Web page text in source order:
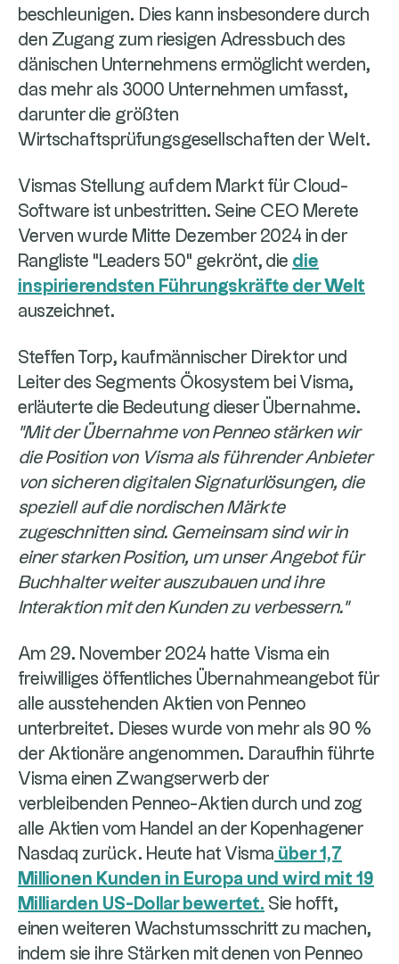
beschleunigen. Dies kann insbesondere durch
den Zugang zum riesigen Adressbuch des
dänischen Unternehmens ermöglicht werden,
das mehr als 3000 Unternehmen umfasst,
darunter die größten
Wirtschaftsprüfungsgesellschaften der Welt.
Vismas Stellung auf dem Markt für Cloud-
Software ist unbestritten. Seine CEO Merete
Verven wurde Mitte Dezember 2024 in der
Rangliste "Leaders 50" gekrönt, die die
inspirierendsten Führungskräfte der Welt
auszeichnet.
Steffen Torp, kaufmännischer Direktor und
Leiter des Segments Ökosystem bei Visma,
erläuterte die Bedeutung dieser Übernahme.
"Mit der Übernahme von Penneo stärken wir
die Position von Visma als führender Anbieter
von sicheren digitalen Signaturlösungen, die
speziell auf die nordischen Märkte
zugeschnitten sind. Gemeinsam sind wir in
einer starken Position, um unser Angebot für
Buchhalter weiter auszubauen und ihre
Interaktion mit den Kunden zu verbessern."
Am 29. November 2024 hatte Visma ein
freiwilliges öffentliches Übernahmeangebot für
alle ausstehenden Aktien von Penneo
unterbreitet. Dieses wurde von mehr als 90 %
der Aktionäre angenommen. Daraufhin führte
Visma einen Zwangserwerb der
verbleibenden Penneo-Aktien durch und zog
alle Aktien vom Handel an der Kopenhagener
Nasdaq zurück. Heute hat Visma über 1,7
Millionen Kunden in Europa und wird mit 19
Milliarden US-Dollar bewertet. Sie hofft,
einen weiteren Wachstumsschritt zu machen,
indem sie ihre Stärken mit denen von Penneo